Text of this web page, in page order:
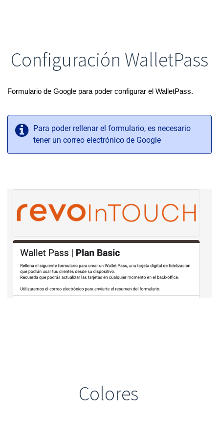
Configuración WalletPass
Formulario de Google para poder configurar el WalletPass.
Para poder rellenar el formulario, es necesario
tener un correo electrónico de Google
Colores